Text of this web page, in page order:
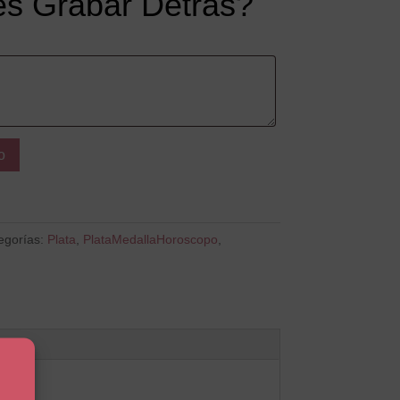
Plata PlataMedallaHoroscopo